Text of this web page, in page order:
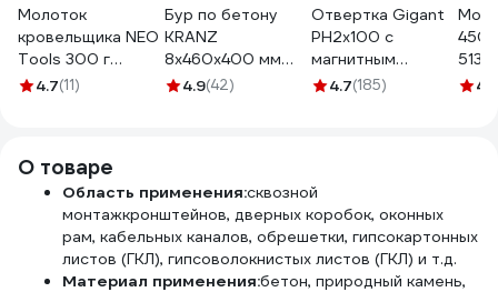
Молоток
кровельщика NEO
Tools 300 г
цельнокованый
4.7(11)
Бур по бетону
KRANZ
8x460x400 мм
хвостовик SDS-
4.9(42)
Отвертка Gigant
PH2x100 с
магнитным
наконечником GS
4.7(185)
450
4.6
О товаре
Область применения:сквозной
монтажкронштейнов, дверных коробок, оконных
рам, кабельных каналов, обрешетки, гипсокартонных
листов (ГКЛ), гипсоволокнистых листов (ГКЛ) и т.д.
Материал применения:бетон, природный камень,